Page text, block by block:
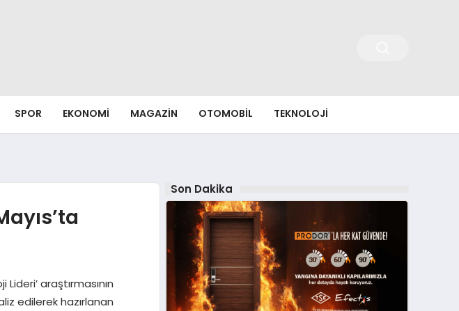
SPOR EKONOMI MAGAZIN OTOMOBIL TEKNOLOJI
araştırmasının
edilerek hazırlanan
Son Dakika